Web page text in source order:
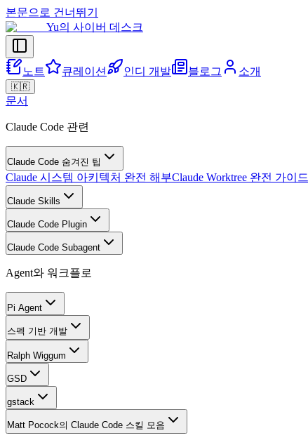
본문으로 건너뛰기
Yu의 사이버 데스크
노트 큐레이션 인디 개발 블로그 소개
🇰🇷
문서
Claude Code 관련
Claude Code 숨겨진 팁
Claude 시스템 아키텍처 완전 해부Claude Worktree 완전 가이드
Claude Skills
Claude Code Plugin
Claude Code Subagent
Agent와 워크플로
Pi Agent
스펙 기반 개발
Ralph Wiggum
GSD
gstack
Matt Pocock의 Claude Code 스킬 모음